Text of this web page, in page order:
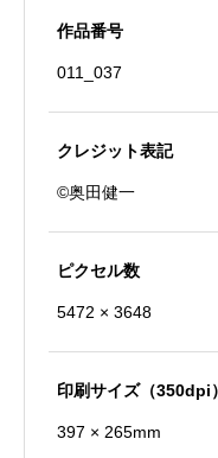
作品番号
011_037
クレジット表記
©奥田健一
ピクセル数
5472 × 3648
印刷サイズ（350dpi）
397 × 265mm